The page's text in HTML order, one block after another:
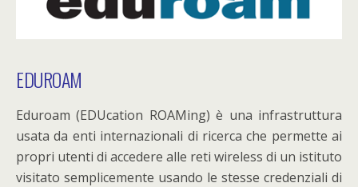
EDUROAM
Eduroam (EDUcation ROAMing) è una infrastruttura
usata da enti internazionali di ricerca che permette ai
propri utenti di accedere alle reti wireless di un istituto
visitato semplicemente usando le stesse credenziali di